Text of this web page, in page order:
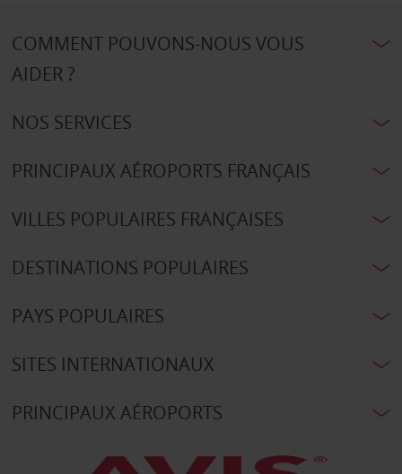
COMMENT POUVONS-NOUS VOUS
AIDER ?
NOS SERVICES
PRINCIPAUX AÉROPORTS FRANÇAIS
VILLES POPULAIRES FRANÇAISES
DESTINATIONS POPULAIRES
PAYS POPULAIRES
SITES INTERNATIONAUX
PRINCIPAUX AÉROPORTS